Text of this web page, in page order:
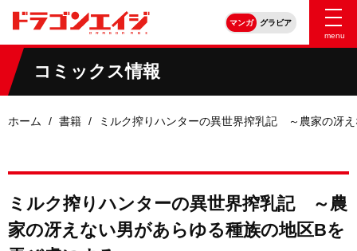
マンガ
グラビア
menu
コミックス情報
ホーム 書籍 ミルク搾りハンターの異世界搾乳記 ～農家の冴
ミルク搾りハンターの異世界搾乳記 ～農
家の冴えない男があらゆる種族の地区Bを